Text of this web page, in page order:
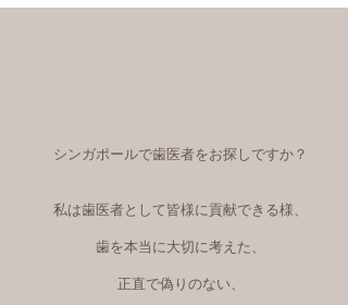
シンガポールで歯医者をお探しですか？
私は歯医者として皆様に貢献できる様、​
歯を本当に大切に考えた、
正直で偽りのない、